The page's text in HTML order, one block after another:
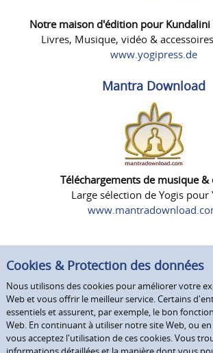
Notre maison d'édition pour Kundalini
Livres, Musique, vidéo &
www.yogipress.de
Mantra Download
Téléchargements de musique &
Large sélection de Yogis pour
Cookies & Protection des données
Nous utilisons des cookies pour améliorer votre
Web et vous offrir le meilleur service. Certains
essentiels et assurent, par exemple, le bon
Web. En continuant à utiliser notre site Web, ou
vous acceptez l'utilisation de ces cookies. Vous